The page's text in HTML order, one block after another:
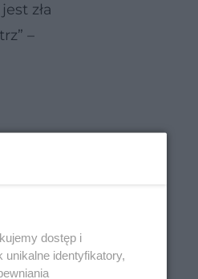
zła
–
dostęp i
identyfikatory,